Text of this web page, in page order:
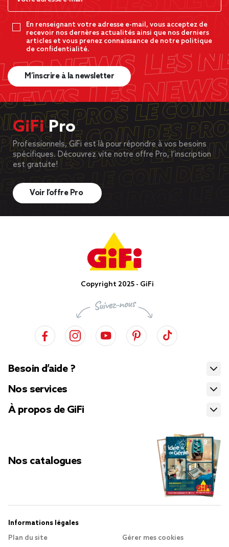
En renseignant votre adresse e-mail, vous acceptez de
recevoir nos dernères actualités ainsi que nos derniers
articles et vous prenez connaissance de notre politique
de confidentialité.
M’inscrire à la newsletter
GiFiPro
Professionnels, GiFi est là pour répondre à vos besoins
spécifiques. Découvrez vite notre offre Pro, l’inscription
est gratuite!
Voir l’offre Pro
Copyright 2025 - GiFi
Besoin d’aide ?
Nos services
À propos de GiFi
Nos catalogues
Informations légales
Plan du site
Gérer mes cookies